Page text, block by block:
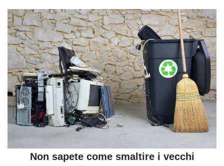
Non sapete come smaltire i vecchi